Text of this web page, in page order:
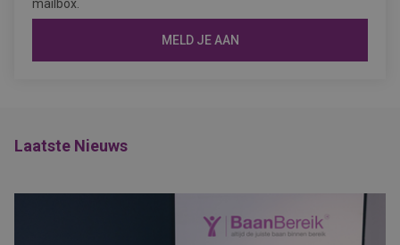
mailbox.
MELD JE AAN
Laatste Nieuws